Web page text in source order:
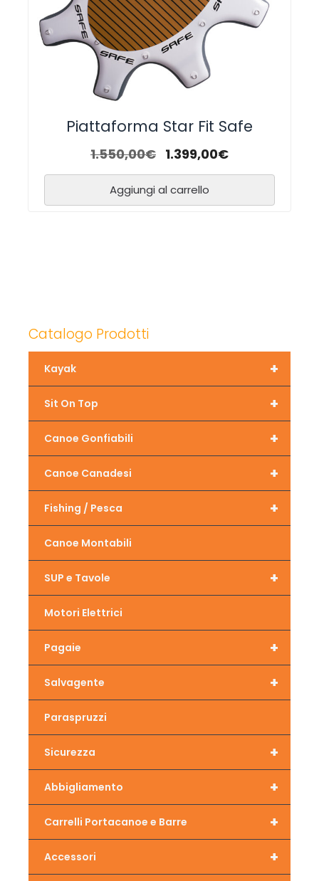
Piattaforma Star Fit Safe
1.550,00€ 1.399,00€
Aggiungi al carrello
Catalogo Prodotti
+
Kayak
+
Sit On Top
+
Canoe Gonfiabili
+
Canoe Canadesi
+
Fishing / Pesca
Canoe Montabili
+
SUP e Tavole
Motori Elettrici
+
Pagaie
+
Salvagente
Paraspruzzi
+
Sicurezza
+
Abbigliamento
+
Carrelli Portacanoe e Barre
+
Accessori